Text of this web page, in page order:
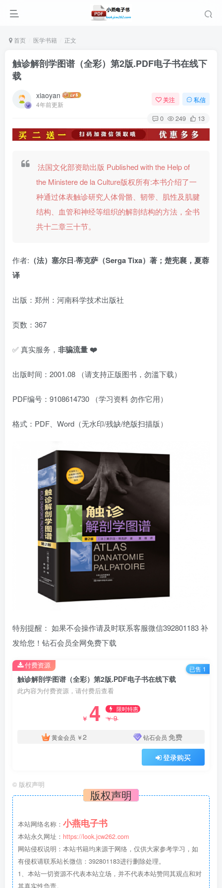
首页 医学书籍 正文
触诊解剖学图谱（全彩）第2版.PDF电子书在线下
载
xiaoyan
4年前更新
关注 私信
0 249 13
法国文化部资助出版 Published with the Help of
the Ministere de la Culture版权所有:本书介绍了一
种通过体表触诊研究人体骨骼、韧带、肌性及肌腱
结构、血管和神经等组织的解剖结构的方法，全书
共十二章三十节。
作者: （法）塞尔日·蒂克萨（Serga Tixa）著；楚宪襄，夏蓉
译
出版：郑州：河南科学技术出版社
页数：367
✅ 真实服务， 非骗流量 ❤️
出版时间：2001.08 （请支持正版图书，勿滥下载）
PDF编号：9108614730 （学习资料 勿作它用）
格式：PDF、Word（无水印/残缺/绝版扫描版）
特别提醒： 如果不会操作请及时联系客服微信392801183 补
发给您！钻石会员全网免费下载
触诊解剖学图谱（全彩）第2版.PDF电子书在线下载
此内容为付费资源，请付费后查看
￥ 4 限时特惠
￥9
黄金会员 ￥2 钻石会员 免费
登录购买
付费资源 已售 1
© 版权声明
版权声明
本站网络名称： 小燕电子书
本站永久网址： https://look.jcw262.com
网站侵权说明：本站书籍均来源于网络，仅供大家参考学习，如
有侵权请联系站长微信：392801183进行删除处理。
1、本站一切资源不代表本站立场，并不代表本站赞同其观点和对